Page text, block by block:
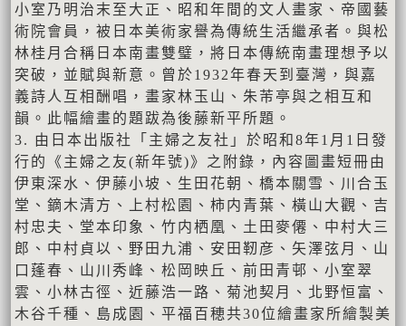
小室乃明治末至大正、昭和年間的文人畫家、帝國藝
術院會員，被日本美術家譽為傳統生活繼承者。與松
林桂月合稱日本南畫雙璧，將日本傳統南畫理想予以
突破，並賦與新意。曾於1932年春天到臺灣，與嘉
義詩人互相酬唱，畫家林玉山、朱芾亭與之相互和
韻。此幅繪畫的題跋為後藤新平所題。
3. 由日本出版社「主婦之友社」於昭和8年1月1日發
行的《主婦之友(新年號)》之附錄，內容圖畫短冊由
伊東深水、伊藤小坡、生田花朝、橋本關雪、川合玉
堂、鏑木清方、上村松園、柿内青葉、橫山大觀、吉
村忠夫、堂本印象、竹内栖凰、土田麥僊、中村大三
郎、中村貞以、野田九浦、安田靭彦、矢澤弦月、山
口蓬春、山川秀峰、松岡映丘、前田青邨、小室翠
雲、小林古徑、近藤浩一路、菊池契月、北野恒富、
木谷千種、島成園、平福百穂共30位繪畫家所繪製美